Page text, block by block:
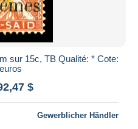
sur 15c, TB Qualité: * Cote:
$
Gewerblicher Händler